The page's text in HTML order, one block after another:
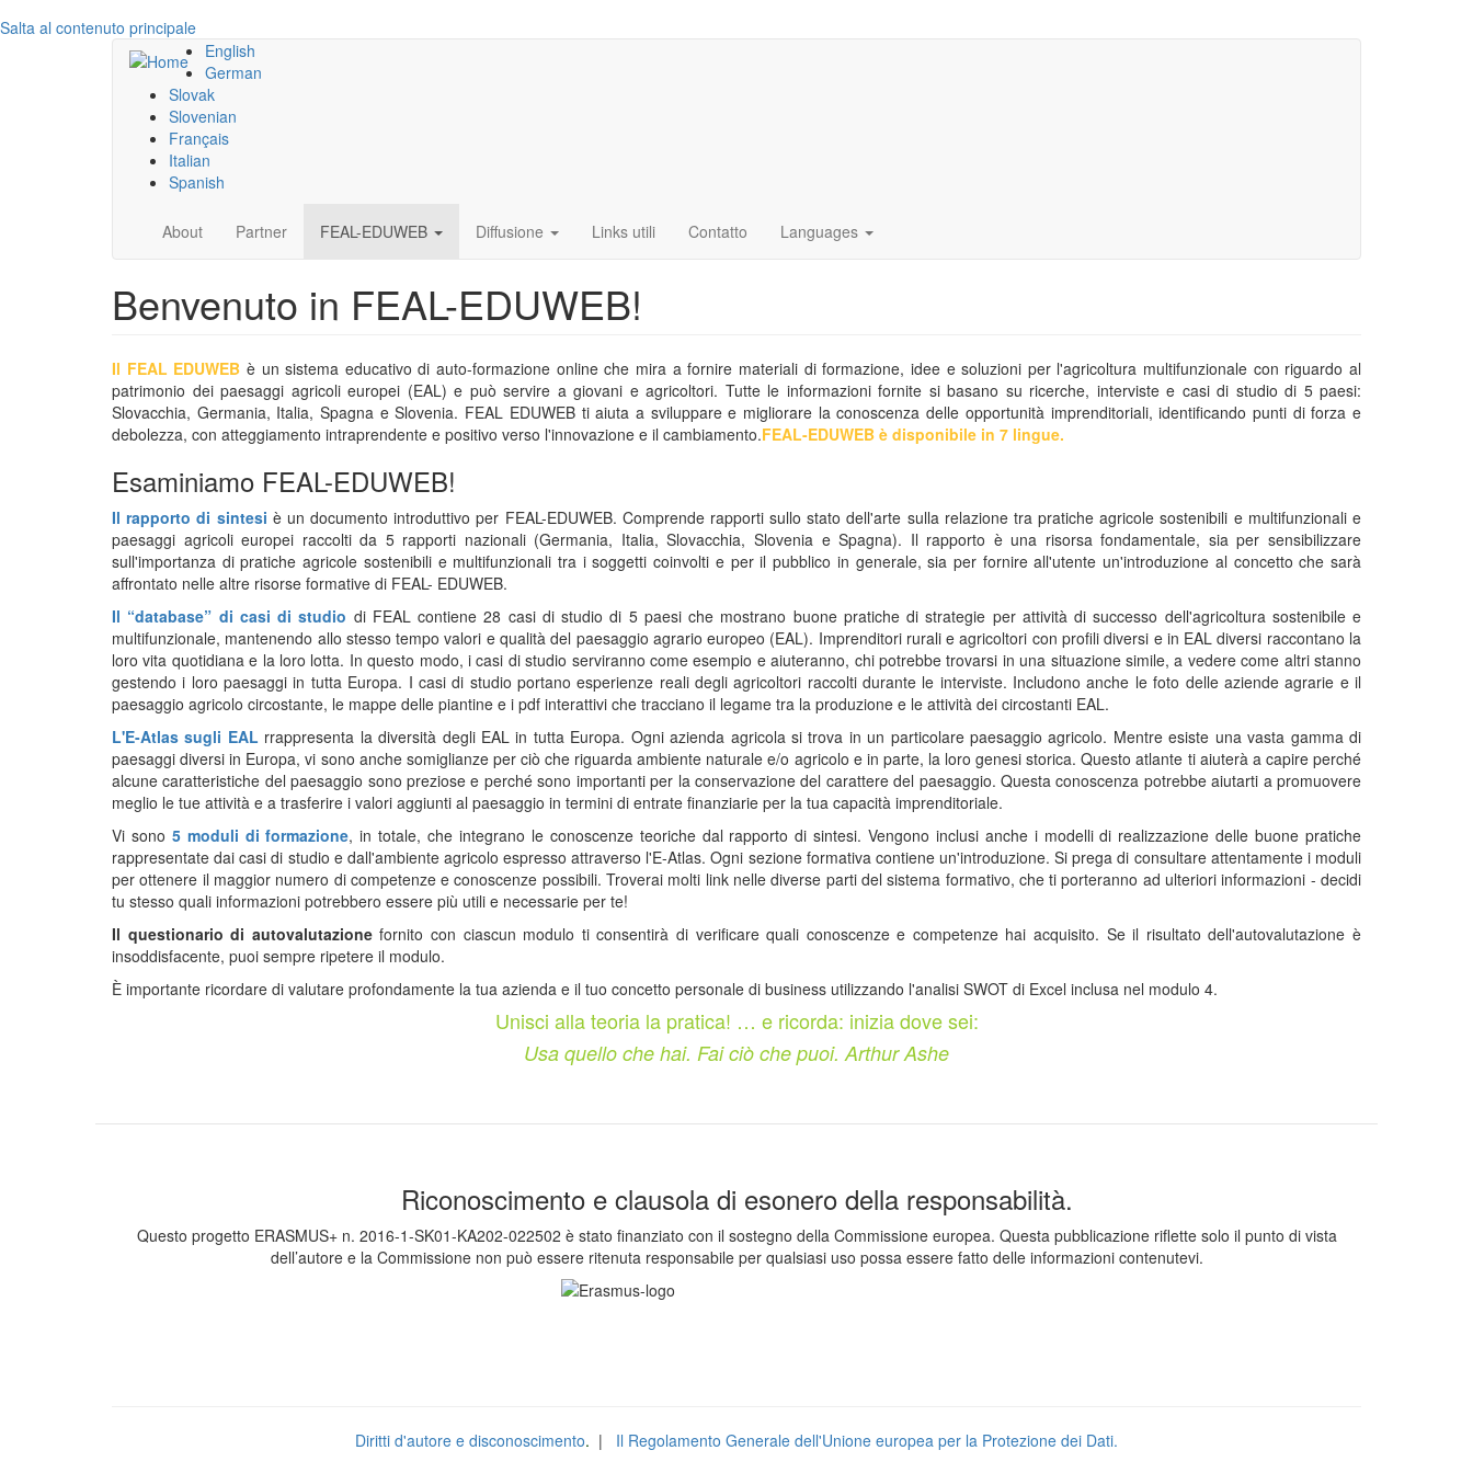
Salta al contenuto principale
English
German
Slovak
Slovenian
Français
Italian
Spanish
Main
navigation
About Partner FEAL-EDUWEB Diffusione Links utili Contatto Languages
Benvenuto in FEAL-EDUWEB!
Il FEAL EDUWEB è un sistema educativo di auto-formazione online che mira a fornire materiali di formazione, idee e soluzioni per l'agricoltura multifunzionale con riguardo al
patrimonio dei paesaggi agricoli europei (EAL) e può servire a giovani e agricoltori. Tutte le informazioni fornite si basano su ricerche, interviste e casi di studio di 5 paesi:
Slovacchia, Germania, Italia, Spagna e Slovenia. FEAL EDUWEB ti aiuta a sviluppare e migliorare la conoscenza delle opportunità imprenditoriali, identificando punti di forza e
debolezza, con atteggiamento intraprendente e positivo verso l'innovazione e il cambiamento.FEAL-EDUWEB è disponibile in 7 lingue.
Esaminiamo FEAL-EDUWEB!
Il rapporto di sintesi è un documento introduttivo per FEAL-EDUWEB. Comprende rapporti sullo stato dell'arte sulla relazione tra pratiche agricole sostenibili e multifunzionali e
paesaggi agricoli europei raccolti da 5 rapporti nazionali (Germania, Italia, Slovacchia, Slovenia e Spagna). Il rapporto è una risorsa fondamentale, sia per sensibilizzare
sull'importanza di pratiche agricole sostenibili e multifunzionali tra i soggetti coinvolti e per il pubblico in generale, sia per fornire all'utente un'introduzione al concetto che sarà
affrontato nelle altre risorse formative di FEAL- EDUWEB.
Il “database” di casi di studio di FEAL contiene 28 casi di studio di 5 paesi che mostrano buone pratiche di strategie per attività di successo dell'agricoltura sostenibile e
multifunzionale, mantenendo allo stesso tempo valori e qualità del paesaggio agrario europeo (EAL). Imprenditori rurali e agricoltori con profili diversi e in EAL diversi raccontano la
loro vita quotidiana e la loro lotta. In questo modo, i casi di studio serviranno come esempio e aiuteranno, chi potrebbe trovarsi in una situazione simile, a vedere come altri stanno
gestendo i loro paesaggi in tutta Europa. I casi di studio portano esperienze reali degli agricoltori raccolti durante le interviste. Includono anche le foto delle aziende agrarie e il
paesaggio agricolo circostante, le mappe delle piantine e i pdf interattivi che tracciano il legame tra la produzione e le attività dei circostanti EAL.
L'E-Atlas sugli EAL rrappresenta la diversità degli EAL in tutta Europa. Ogni azienda agricola si trova in un particolare paesaggio agricolo. Mentre esiste una vasta gamma di
paesaggi diversi in Europa, vi sono anche somiglianze per ciò che riguarda ambiente naturale e/o agricolo e in parte, la loro genesi storica. Questo atlante ti aiuterà a capire perché
alcune caratteristiche del paesaggio sono preziose e perché sono importanti per la conservazione del carattere del paesaggio. Questa conoscenza potrebbe aiutarti a promuovere
meglio le tue attività e a trasferire i valori aggiunti al paesaggio in termini di entrate finanziarie per la tua capacità imprenditoriale.
Vi sono 5 moduli di formazione, in totale, che integrano le conoscenze teoriche dal rapporto di sintesi. Vengono inclusi anche i modelli di realizzazione delle buone pratiche
rappresentate dai casi di studio e dall'ambiente agricolo espresso attraverso l'E-Atlas. Ogni sezione formativa contiene un'introduzione. Si prega di consultare attentamente i moduli
per ottenere il maggior numero di competenze e conoscenze possibili. Troverai molti link nelle diverse parti del sistema formativo, che ti porteranno ad ulteriori informazioni - decidi
tu stesso quali informazioni potrebbero essere più utili e necessarie per te!
Il questionario di autovalutazionefornito con ciascun modulo ti consentirà di verificare quali conoscenze e competenze hai acquisito. Se il risultato dell'autovalutazione è
insoddisfacente, puoi sempre ripetere il modulo.
È importante ricordare di valutare profondamente la tua azienda e il tuo concetto personale di business utilizzando l'analisi SWOT di Excel inclusa nel modulo 4.
Unisci alla teoria la pratica! … e ricorda: inizia dove sei:
Usa quello che hai. Fai ciò che puoi. Arthur Ashe
Riconoscimento e clausola di esonero della responsabilità.
Questo progetto ERASMUS+ n. 2016-1-SK01-KA202-022502 è stato finanziato con il sostegno della Commissione europea. Questa pubblicazione riflette solo il punto di vista
dell’autore e la Commissione non può essere ritenuta responsabile per qualsiasi uso possa essere fatto delle informazioni contenutevi.
Diritti d'autore e disconoscimento. | Il Regolamento Generale dell'Unione europea per la Protezione dei Dati.